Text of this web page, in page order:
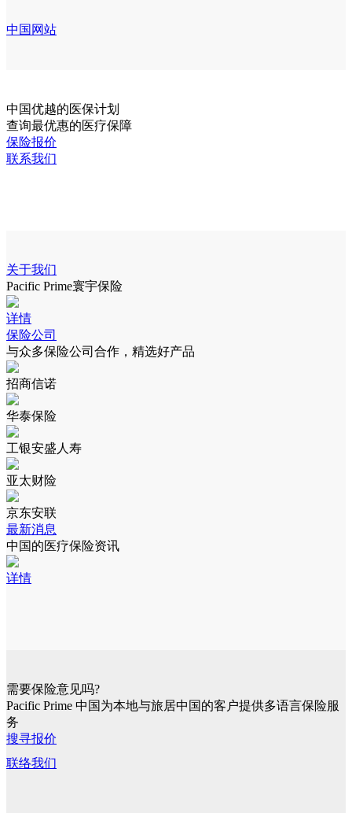
中国网站
中国优越的医保计划
查询最优惠的医疗保障
保险报价
联系我们
关于我们
Pacific Prime寰宇保险
详情
保险公司
与众多保险公司合作，精选好产品
招商信诺
华泰保险
工银安盛人寿
亚太财险
京东安联
最新消息
中国的医疗保险资讯
详情
需要保险意见吗?
Pacific Prime 中国为本地与旅居中国的客户提供多语言保险服
务
搜寻报价
联络我们